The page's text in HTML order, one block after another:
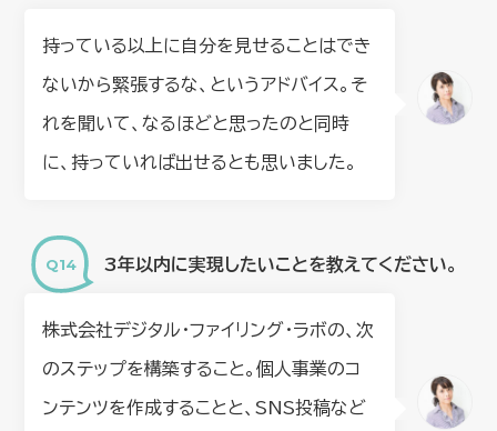
持っている以上に自分を見せることはでき
ないから緊張するな、というアドバイス。そ
れを聞いて、なるほどと思ったのと同時
に、持っていれば出せるとも思いました。
3年以内に実現したいことを教えてください。
株式会社デジタル・ファイリング・ラボの、次
のステップを構築すること。個人事業のコ
ンテンツを作成することと、SNS投稿など